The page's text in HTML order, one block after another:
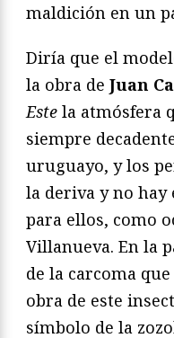
maldición en un
Diría que el
la obra de Juan
Este la atmósfera
siempre
uruguayo, y los
la deriva y no hay
para ellos, como
Villanueva. En la
de la carcoma
obra de este
símbolo de la